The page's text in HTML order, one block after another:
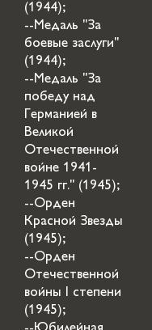
(1944);
--Медаль "За
боевые заслуги"
(1944);
--Медаль "За
победу над
Германией в
Великой
Отечественной
войне 1941-
1945 гг." (1945);
--Орден
Красной Звезды
(1945);
--Орден
Отечественной
войны I степени
(1945);